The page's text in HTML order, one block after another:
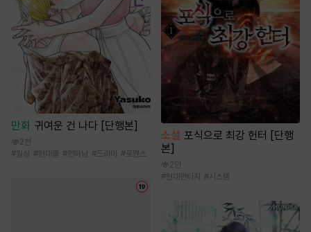
만화 귀여운 건 나다 [단행본]
2천
#일상 #현대물 #연하남 #드라마 #로맨스
소설 포식으로 최강 헌터 [단행
본]
2만
#현대판타지 #시스템